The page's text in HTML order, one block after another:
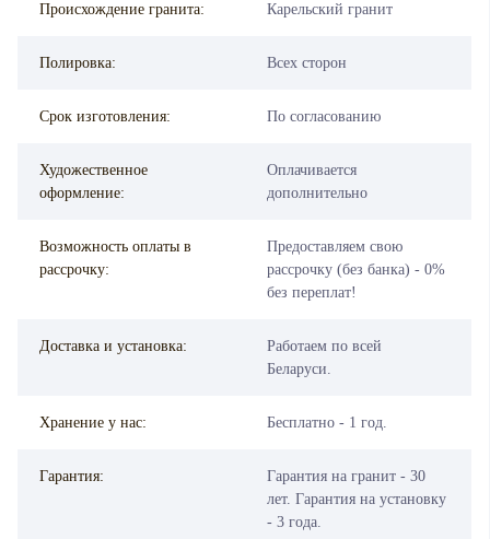
Происхождение гранита: Карельский гранит
Полировка: Всех сторон
Срок изготовления: По согласованию
Художественное
оформление:
Оплачивается
дополнительно
Возможность оплаты в
рассрочку:
Предоставляем свою
рассрочку (без банка) - 0%
без переплат!
Доставка и установка:
Работаем по всей
Беларуси.
Хранение у нас: Бесплатно - 1 год.
Гарантия:
Гарантия на гранит - 30
лет. Гарантия на установку
- 3 года.